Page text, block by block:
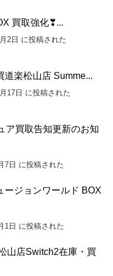
買取強化❣...
2日 に投稿された
楽松山店 Summe...
17日 に投稿された
ア買取告知更新のお知
7日 に投稿された
ージョンワールド BOX
1日 に投稿された
山店Switch2在庫・買